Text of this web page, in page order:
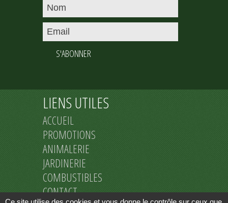
S'ABONNER
LIENS UTILES
ACCUEIL
PROMOTIONS
ANIMALERIE
JARDINERIE
COMBUSTIBLES
CONTACT